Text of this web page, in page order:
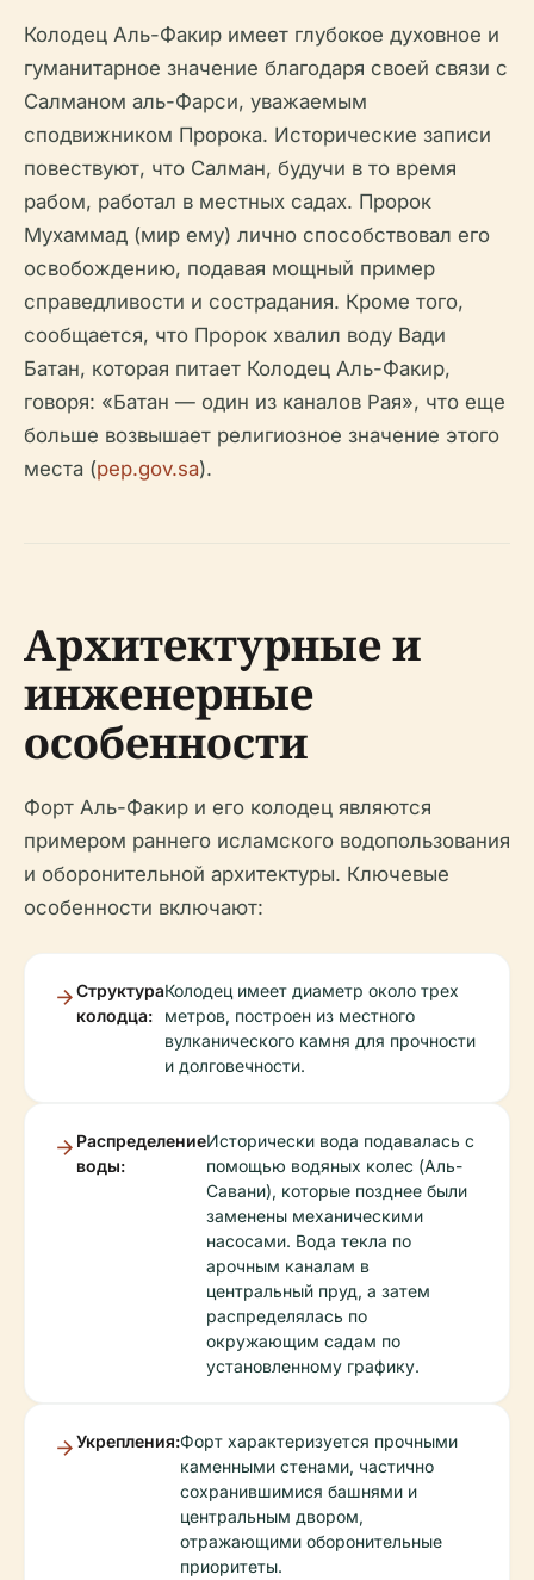
Колодец Аль-Факир имеет глубокое духовное и
гуманитарное значение благодаря своей связи с
Салманом аль-Фарси, уважаемым
сподвижником Пророка. Исторические записи
повествуют, что Салман, будучи в то время
рабом, работал в местных садах. Пророк
Мухаммад (мир ему) лично способствовал его
освобождению, подавая мощный пример
справедливости и сострадания. Кроме того,
сообщается, что Пророк хвалил воду Вади
Батан, которая питает Колодец Аль-Факир,
говоря: «Батан — один из каналов Рая», что еще
больше возвышает религиозное значение этого
места (pep.gov.sa).
Архитектурные и
инженерные
особенности
Форт Аль-Факир и его колодец являются
примером раннего исламского водопользования
и оборонительной архитектуры. Ключевые
особенности включают:
Структура
колодца:
Колодец имеет диаметр около трех
метров, построен из местного
вулканического камня для прочности
и долговечности.
Распределение
воды:
Исторически вода подавалась с
помощью водяных колес (Аль-
Савани), которые позднее были
заменены механическими
насосами. Вода текла по
арочным каналам в
центральный пруд, а затем
распределялась по
окружающим садам по
установленному графику.
Укрепления:Форт характеризуется прочными
каменными стенами, частично
сохранившимися башнями и
центральным двором,
отражающими оборонительные
приоритеты.